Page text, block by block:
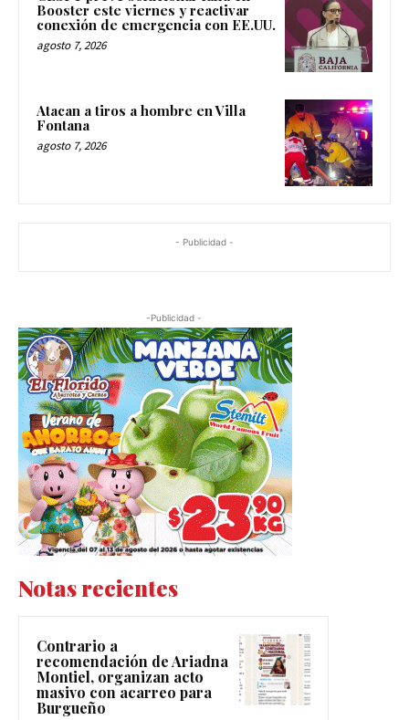
Booster este viernes y reactivar
conexión de emergencia con EE.UU.
agosto 7, 2026
Atacan a tiros a hombre en Villa
Fontana
agosto 7, 2026
- Publicidad -
-Publicidad -
Notas recientes
Contrario a
recomendación de Ariadna
Montiel, organizan acto
masivo con acarreo para
Burgueño